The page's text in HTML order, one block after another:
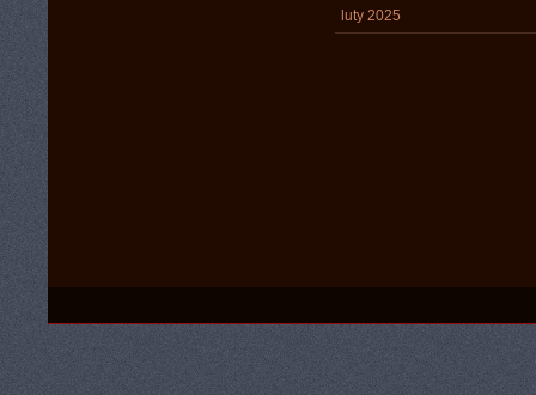
luty 2025